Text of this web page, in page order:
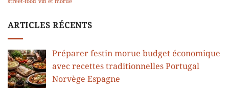
street-food vin et morue
ARTICLES RÉCENTS
Préparer festin morue budget économique
avec recettes traditionnelles Portugal
Norvège Espagne